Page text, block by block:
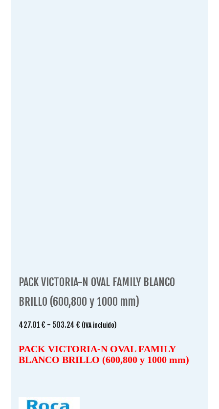
PACK VICTORIA-N OVAL FAMILY BLANCO
BRILLO (600,800 y 1000 mm)
427.01 € - 503.24 € Rango
precios:
desde
427.01 €
(IVA incluido)
PACK VICTORIA-N OVAL FAMILY
BLANCO BRILLO (600,800 y 1000 mm)